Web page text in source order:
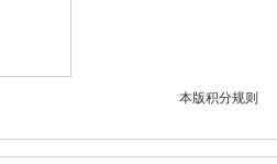
本版积分规则